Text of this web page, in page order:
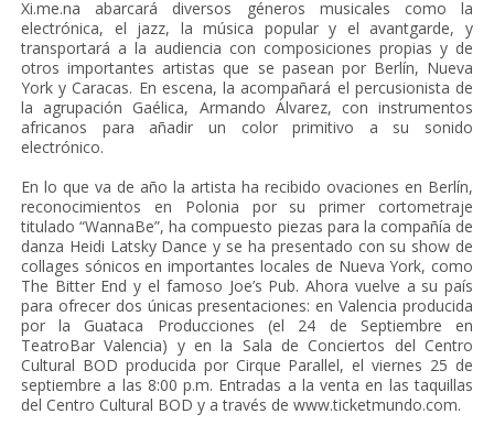
Xi.me.na abarcará diversos géneros musicales como la
electrónica, el jazz, la música popular y el avantgarde, y
transportará a la audiencia con composiciones propias y de
otros importantes artistas que se pasean por Berlín, Nueva
York y Caracas. En escena, la acompañará el percusionista de
la agrupación Gaélica, Armando Álvarez, con instrumentos
africanos para añadir un color primitivo a su sonido
electrónico.
En lo que va de año la artista ha recibido ovaciones en Berlín,
reconocimientos en Polonia por su primer cortometraje
titulado “WannaBe”, ha compuesto piezas para la compañía de
danza Heidi Latsky Dance y se ha presentado con su show de
collages sónicos en importantes locales de Nueva York, como
The Bitter End y el famoso Joe’s Pub. Ahora vuelve a su país
para ofrecer dos únicas presentaciones: en Valencia producida
por la Guataca Producciones (el 24 de Septiembre en
TeatroBar Valencia) y en la Sala de Conciertos del Centro
Cultural BOD producida por Cirque Parallel, el viernes 25 de
septiembre a las 8:00 p.m. Entradas a la venta en las taquillas
del Centro Cultural BOD y a través de www.ticketmundo.com.